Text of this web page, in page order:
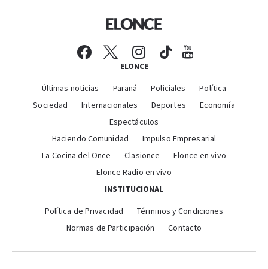
ELONCE
Últimas noticias Paraná Policiales
Política
Sociedad
Internacionales Deportes
Economía
Espectáculos
Haciendo Comunidad
Impulso Empresarial
La Cocina del Once
Clasionce
Elonce en vivo
Elonce Radio en vivo
INSTITUCIONAL
Política de Privacidad
Términos y Condiciones
Normas de Participación
Contacto